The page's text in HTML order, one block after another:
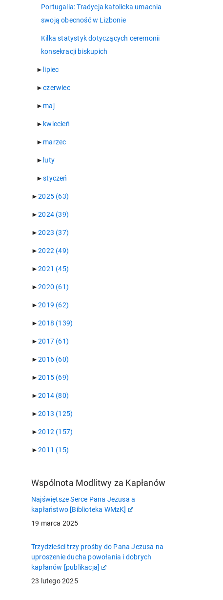
Portugalia: Tradycja katolicka umacnia
swoją obecność w Lizbonie
Kilka statystyk dotyczących ceremonii
konsekracji biskupich
► lipiec
►czerwiec
► maj
► kwiecień
► marzec
► luty
►styczeń
►2025 (63)
►2024 (39)
►2023 (37)
►2022 (49)
►2021 (45)
►2020 (61)
►2019 (62)
►2018 (139)
►2017 (61)
►2016 (60)
►2015 (69)
►2014 (80)
►2013 (125)
►2012 (157)
►2011 (15)
Wspólnota Modlitwy za Kapłanów
Najświętsze Serce Pana Jezusa a
kapłaństwo [Biblioteka WMzK]
19 marca 2025
Trzydzieści trzy prośby do Pana Jezusa na
uproszenie ducha powołania i dobrych
kapłanów [publikacja]
23 lutego 2025